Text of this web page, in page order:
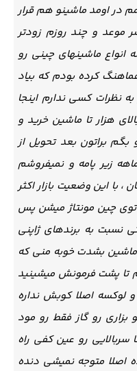
در اومد ماشینو هم قرار
سر موعد و چند روزم زودتر
انواع ماشینهای چینی رو
کرده بودم که بیاد
نظرات کسی ندارم اینجا
39 سال سن بالای هزار تا ماشین خرید و
براتون بعد تحویل از
زیر پامه و نمیفروشم
با این وضعیت بازار اکثر
توی چین مونتاژ میشن پس
به برندهای ژاپنی
ماشین بشدت خوبه منی که
پشت فرمونش میشینید
لوکسه اصلا کوبش نداره
بزاری رو گاز فقط رو مود
سربالایی رو عین کفی راه
متوجه نمیشی دنده